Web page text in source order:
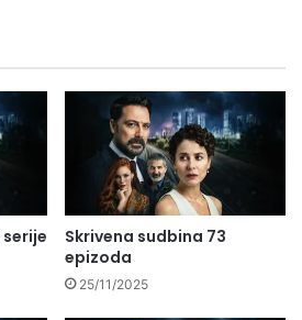
Skrivena sudbina 73
epizoda
25/11/2025